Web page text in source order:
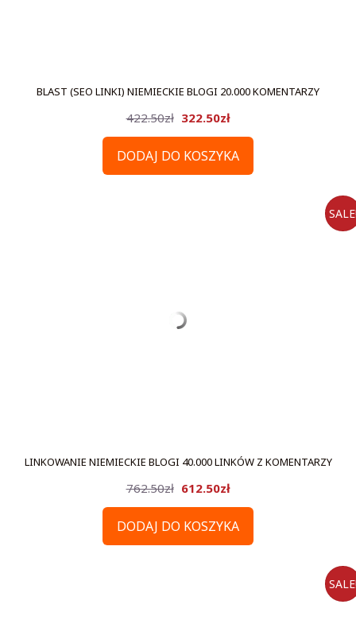
BLAST (SEO LINKI) NIEMIECKIE BLOGI 20.000 KOMENTARZY
422.50zł Pierwotna
cena
322.50złAktualna
cena
DODAJ DO KOSZYKA
LINKOWANIE NIEMIECKIE BLOGI 40.000 LINKÓW Z KOMENTARZY
762.50zł Pierwotna
cena
612.50złAktualna
cena
DODAJ DO KOSZYKA